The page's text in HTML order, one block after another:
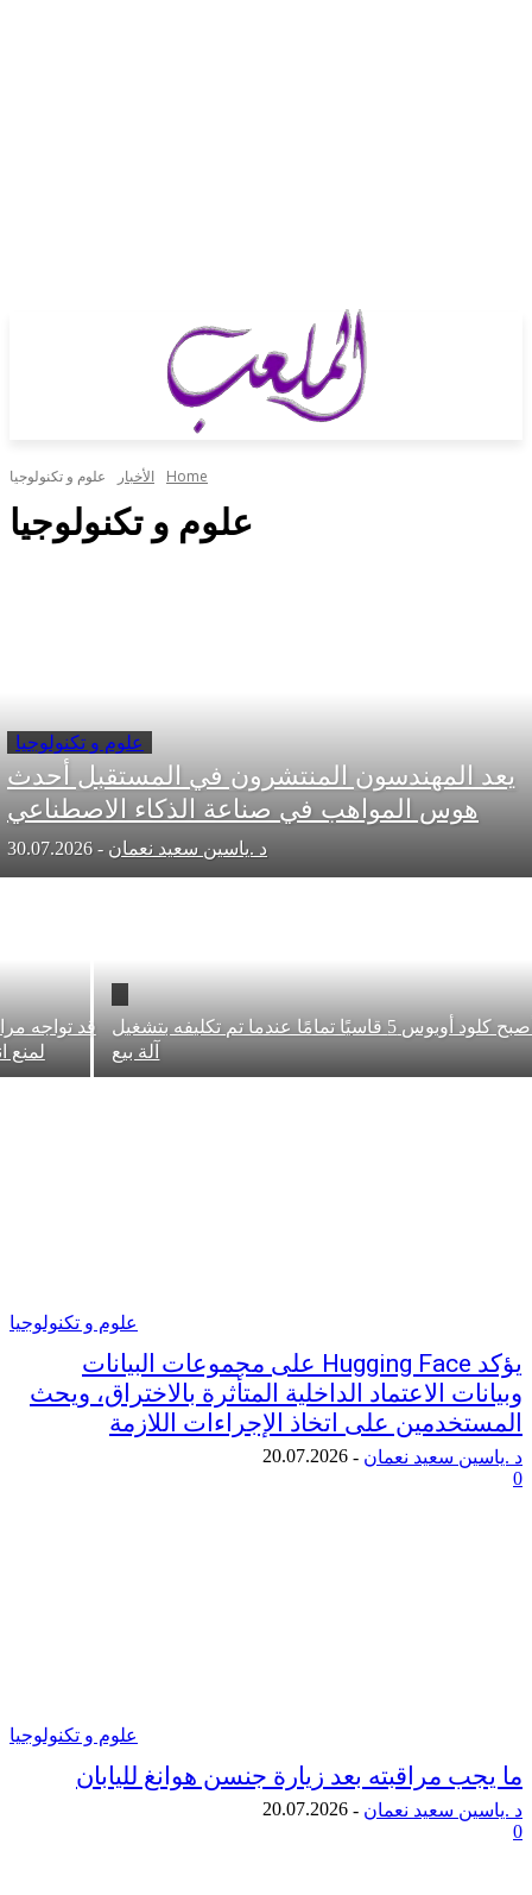
الأخبار علوم و تكنولوجيا
علوم و تكنولوجيا
علوم و تكنولوجيا
المنتشرون في المستقبل أحدث
المواهب في صناعة الذكاء الاصطناعي
د .ياسين سعيد نعمان -
30.07.2026
أصبح كلود أوبوس 5 قاسيًا تمامًا عندما تم تكليفه بتشغيل
قد تواجه مراكز
لمنع انقطاع
علوم و تكنولوجيا
يؤكد Hugging Face على مجموعات البيانات
الاعتماد الداخلية المتأثرة بالاختراق، ويحث
على اتخاذ الإجراءات اللازمة
سعيد نعمان -
20.07.2026
علوم و تكنولوجيا
مراقبته بعد زيارة جنسن هوانغ لليابان
سعيد نعمان -
20.07.2026